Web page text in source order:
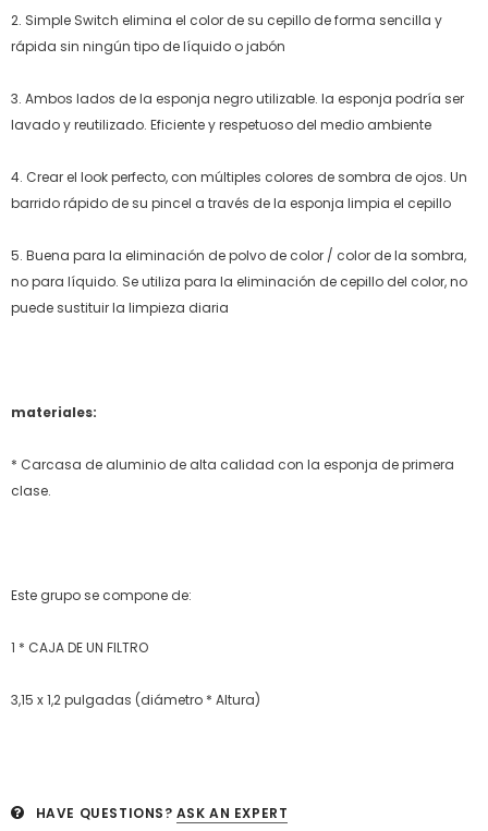
2. Simple Switch elimina el color de su cepillo de forma sencilla y
rápida sin ningún tipo de líquido o jabón
3. Ambos lados de la esponja negro utilizable. la esponja podría ser
lavado y reutilizado. Eficiente y respetuoso del medio ambiente
4. Crear el look perfecto, con múltiples colores de sombra de ojos. Un
barrido rápido de su pincel a través de la esponja limpia el cepillo
5. Buena para la eliminación de polvo de color / color de la sombra,
no para líquido. Se utiliza para la eliminación de cepillo del color, no
puede sustituir la limpieza diaria
materiales:
* Carcasa de aluminio de alta calidad con la esponja de primera
clase.
Este grupo se compone de:
1 * CAJA DE UN FILTRO
3,15 x 1,2 pulgadas (diámetro * Altura)
HAVE QUESTIONS? ASK AN EXPERT